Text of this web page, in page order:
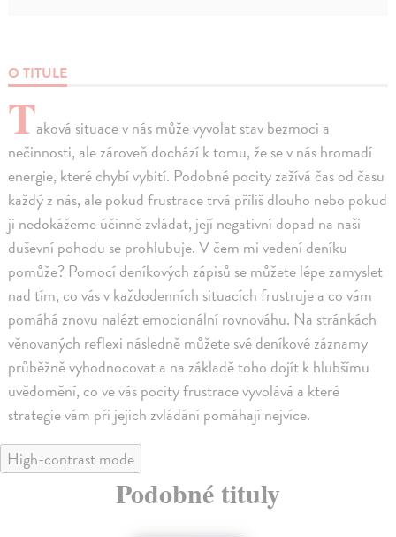
O TITULE
Taková situace v nás může vyvolat stav bezmoci a
nečinnosti, ale zároveň dochází k tomu, že se v nás hromadí
energie, které chybí vybití. Podobné pocity zažívá čas od času
každý z nás, ale pokud frustrace trvá příliš dlouho nebo pokud
ji nedokážeme účinně zvládat, její negativní dopad na naši
duševní pohodu se prohlubuje. V čem mi vedení deníku
pomůže? Pomocí deníkových zápisů se můžete lépe zamyslet
nad tím, co vás v každodenních situacích frustruje a co vám
pomáhá znovu nalézt emocionální rovnováhu. Na stránkách
věnovaných reflexi následně můžete své deníkové záznamy
průběžně vyhodnocovat a na základě toho dojít k hlubšímu
uvědomění, co ve vás pocity frustrace vyvolává a které
strategie vám při jejich zvládání pomáhají nejvíce.
High-contrast mode
Podobné tituly